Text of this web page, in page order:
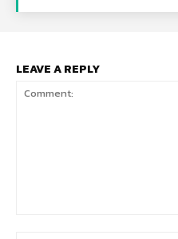
LEAVE A REPLY